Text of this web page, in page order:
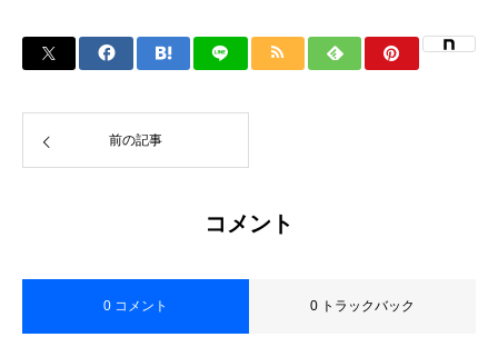
前の記事
コメント
0 コメント 0 トラックバック